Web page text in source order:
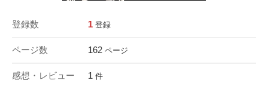
登録数 1 登録
ページ数 162 ページ
感想・レビュー 1 件